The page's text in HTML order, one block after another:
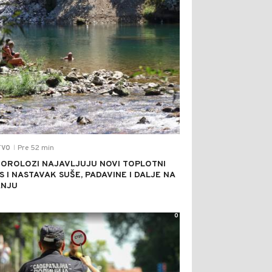
Pre 52 min
NAJAVLJUJU NOVI TOPLOTNI
I NASTAVAK SUŠE, PADAVINE I DALJE NA
0